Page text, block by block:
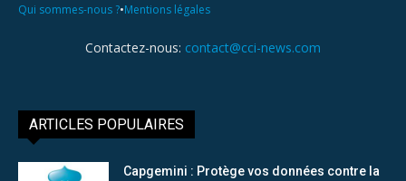
Qui sommes-nous ?•Mentions légales
Contactez-nous: contact@cci-news.com
ARTICLES POPULAIRES
Capgemini : Protège vos données contre la